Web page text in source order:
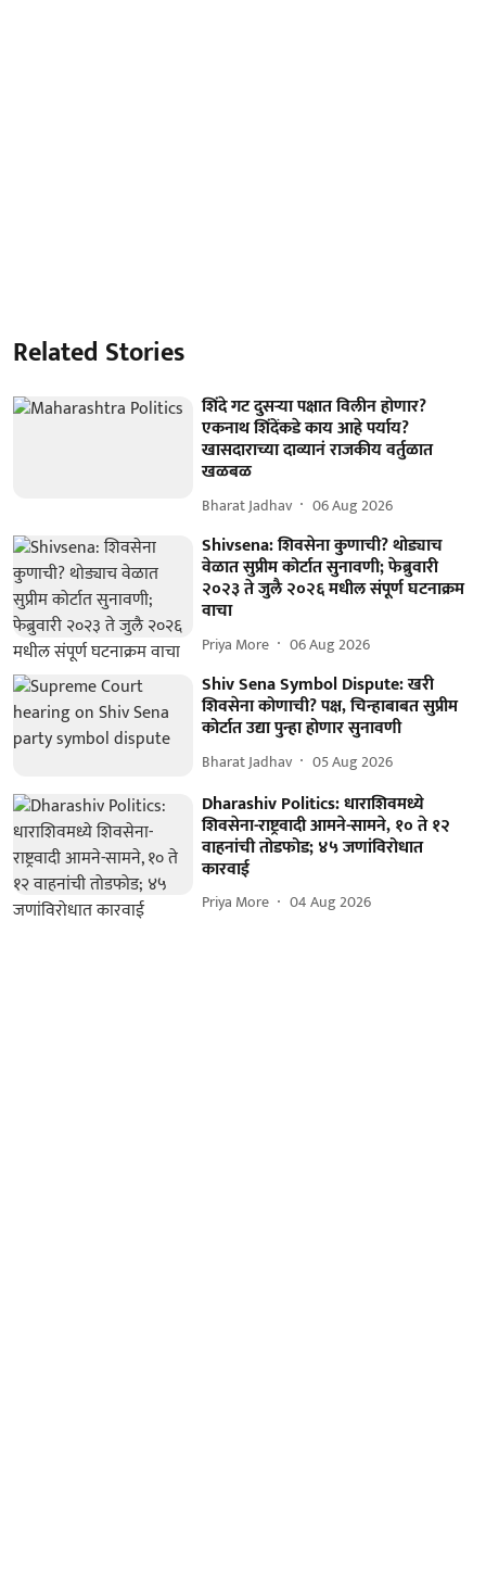
Related Stories
शिंदे गट दुसऱ्या पक्षात विलीन होणार?
एकनाथ शिंदेंकडे काय आहे पर्याय?
खासदाराच्या दाव्यानं राजकीय वर्तुळात
खळबळ
Bharat Jadhav 06 Aug 2026
Shivsena: शिवसेना कुणाची? थोड्याच
वेळात सुप्रीम कोर्टात सुनावणी; फेब्रुवारी
२०२३ ते जुलै २०२६ मधील संपूर्ण घटनाक्रम
वाचा
Priya More 06 Aug 2026
Shiv Sena Symbol Dispute: खरी
शिवसेना कोणाची? पक्ष, चिन्हाबाबत सुप्रीम
कोर्टात उद्या पुन्हा होणार सुनावणी
Bharat Jadhav 05 Aug 2026
Dharashiv Politics: धाराशिवमध्ये
शिवसेना-राष्ट्रवादी आमने-सामने, १० ते १२
वाहनांची तोडफोड; ४५ जणांविरोधात
कारवाई
Priya More 04 Aug 2026